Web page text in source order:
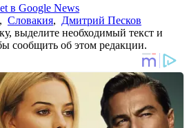
в Google News
, Словакия, Дмитрий Песков
выделите необходимый текст и
сообщить об этом редакции.